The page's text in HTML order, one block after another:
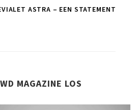
ASTRA – EEN STATEMENT
MAGAZINE LOS